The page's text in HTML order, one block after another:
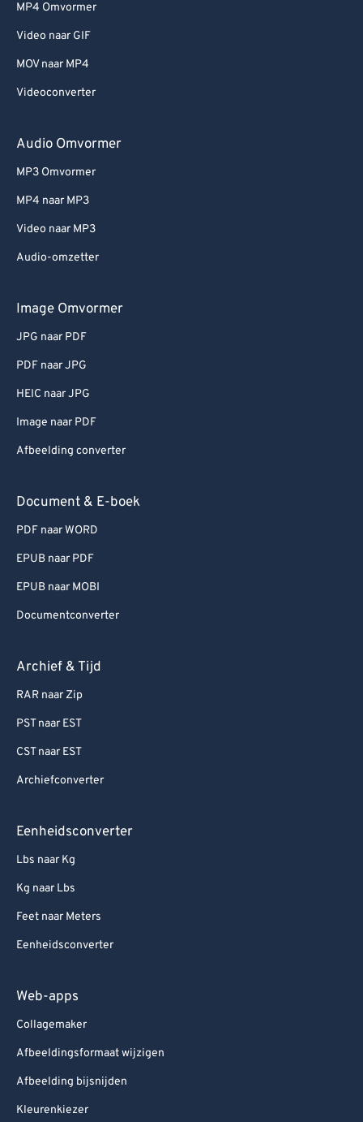
MP4 Omvormer
Video naar GIF
MOV naar MP4
Videoconverter
Audio Omvormer
MP3 Omvormer
MP4 naar MP3
Video naar MP3
Audio-omzetter
Image Omvormer
JPG naar PDF
PDF naar JPG
HEIC naar JPG
Image naar PDF
Afbeelding converter
Document & E-boek
PDF naar WORD
EPUB naar PDF
EPUB naar MOBI
Documentconverter
Archief & Tijd
RAR naar Zip
PST naar EST
CST naar EST
Archiefconverter
Eenheidsconverter
Lbs naar Kg
Kg naar Lbs
Feet naar Meters
Eenheidsconverter
Web-apps
Collagemaker
Afbeeldingsformaat wijzigen
Afbeelding bijsnijden
Kleurenkiezer